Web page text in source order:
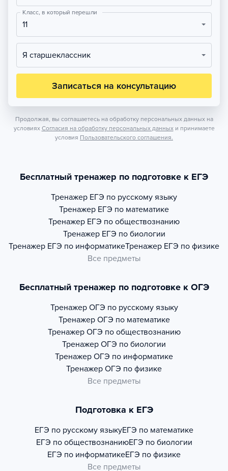
Класс, в который перешли
11
Я старшеклассник
Записаться на консультацию
Продолжая, вы соглашаетесь на обработку персональных данных на
условиях Согласия на обработку персональных данных и принимаете
условия Пользовательского соглашения.
Бесплатный тренажер по подготовке к ЕГЭ
Тренажер ЕГЭ по русскому языку
Тренажер ЕГЭ по математике
Тренажер ЕГЭ по обществознанию
Тренажер ЕГЭ по биологии
Тренажер ЕГЭ по информатикеТренажер ЕГЭ по физике
Все предметы
Бесплатный тренажер по подготовке к ОГЭ
Тренажер ОГЭ по русскому языку
Тренажер ОГЭ по математике
Тренажер ОГЭ по обществознанию
Тренажер ОГЭ по биологии
Тренажер ОГЭ по информатике
Тренажер ОГЭ по физике
Все предметы
Подготовка к ЕГЭ
ЕГЭ по русскому языкуЕГЭ по математике
ЕГЭ по обществознаниюЕГЭ по биологии
ЕГЭ по информатикеЕГЭ по физике
Все предметы